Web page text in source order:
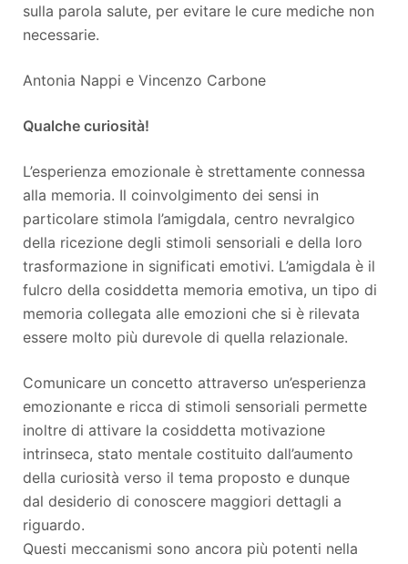
sulla parola salute, per evitare le cure mediche non
necessarie.
Antonia Nappi e Vincenzo Carbone
Qualche curiosità!
L’esperienza emozionale è strettamente connessa
alla memoria. Il coinvolgimento dei sensi in
particolare stimola l’amigdala, centro nevralgico
della ricezione degli stimoli sensoriali e della loro
trasformazione in significati emotivi. L’amigdala è il
fulcro della cosiddetta memoria emotiva, un tipo di
memoria collegata alle emozioni che si è rilevata
essere molto più durevole di quella relazionale.
Comunicare un concetto attraverso un’esperienza
emozionante e ricca di stimoli sensoriali permette
inoltre di attivare la cosiddetta motivazione
intrinseca, stato mentale costituito dall’aumento
della curiosità verso il tema proposto e dunque
dal desiderio di conoscere maggiori dettagli a
riguardo.
Questi meccanismi sono ancora più potenti nella